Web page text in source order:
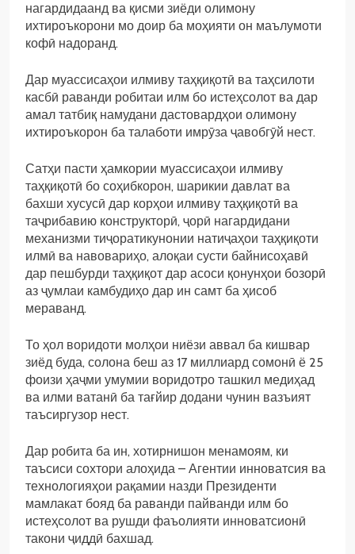
нагардидаанд ва қисми зиёди олимону
ихтироъкорони мо доир ба моҳияти он маълумоти
кофӣ надоранд.
Дар муассисаҳои илмиву таҳқиқотӣ ва таҳсилоти
касбӣ раванди робитаи илм бо истеҳсолот ва дар
амал татбиқ намудани дастовардҳои олимону
ихтироъкорон ба талаботи имрӯза ҷавобгӯй нест.
Сатҳи пасти ҳамкории муассисаҳои илмиву
таҳқиқотӣ бо соҳибкорон, шарикии давлат ва
бахши хусусӣ дар корҳои илмиву таҳқиқотӣ ва
таҷрибавию конструкторӣ, ҷорӣ нагардидани
механизми тиҷоратикунонии натиҷаҳои таҳқиқоти
илмӣ ва навовариҳо, алоқаи сусти байнисоҳавӣ
дар пешбурди таҳқиқот дар асоси қонунҳои бозорӣ
аз ҷумлаи камбудиҳо дар ин самт ба ҳисоб
мераванд.
То ҳол воридоти молҳои ниёзи аввал ба кишвар
зиёд буда, солона беш аз 17 миллиард сомонӣ ё 25
фоизи ҳаҷми умумии воридотро ташкил медиҳад
ва илми ватанӣ ба тағйир додани чунин вазъият
таъсиргузор нест.
Дар робита ба ин, хотирнишон менамоям, ки
таъсиси сохтори алоҳида – Агентии инноватсия ва
технологияҳои рақамии назди Президенти
мамлакат бояд ба раванди пайванди илм бо
истеҳсолот ва рушди фаъолияти инноватсионӣ
такони ҷиддӣ бахшад.